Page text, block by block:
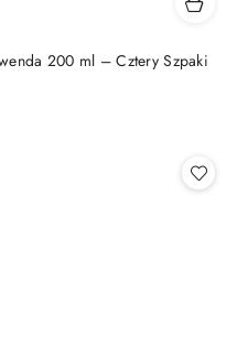
200 ml – Cztery Szpaki